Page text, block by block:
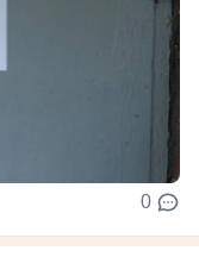
0